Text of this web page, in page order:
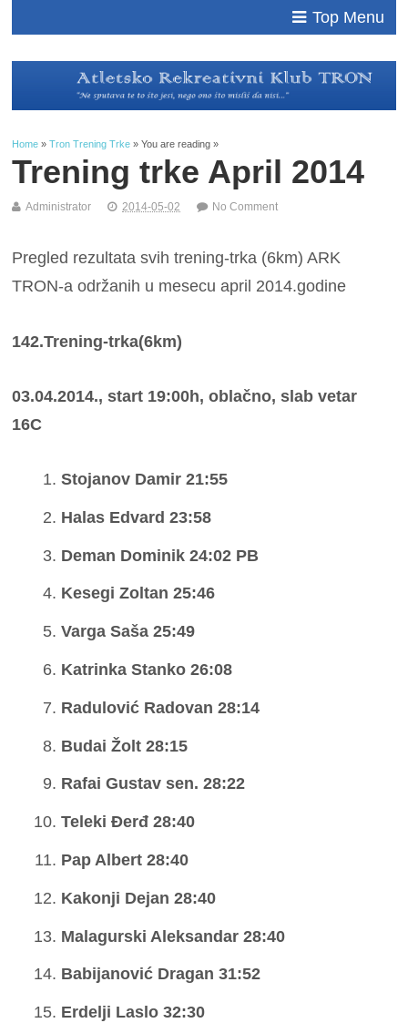
Top Menu
Home »Tron Trening Trke » You are reading »
Trening trke April 2014
Administrator 2014-05-02 No Comment
Pregled rezultata svih trening-trka (6km) ARK
TRON-a održanih u mesecu april 2014.godine
142.Trening-trka(6km)
03.04.2014., start 19:00h, oblačno, slab vetar
16C
Stojanov Damir 21:55
Halas Edvard 23:58
Deman Dominik 24:02 PB
Kesegi Zoltan 25:46
Varga Saša 25:49
Katrinka Stanko 26:08
Radulović Radovan 28:14
Budai Žolt 28:15
Rafai Gustav sen. 28:22
Teleki Đerđ 28:40
Pap Albert 28:40
Kakonji Dejan 28:40
Malagurski Aleksandar 28:40
Babijanović Dragan 31:52
Erdelji Laslo 32:30